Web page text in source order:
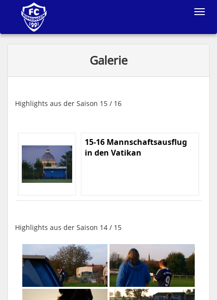
Toggle
Galerie
Highlights aus der Saison 15 / 16
15-16 Mannschaftsausflug
in den Vatikan
Highlights aus der Saison 14 / 15